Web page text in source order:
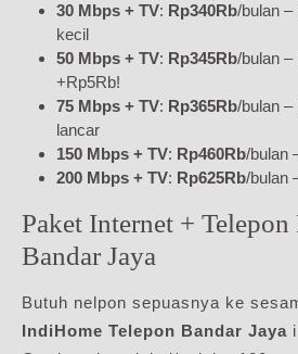
30 Mbps + TV: Rp340Rb/bulan –
kecil
50 Mbps + TV: Rp345Rb/bulan
+Rp5Rb!
75 Mbps + TV: Rp365Rb/bulan –
lancar
150 Mbps + TV: Rp460Rb/bulan
200 Mbps + TV: Rp625Rb/bulan
Paket Internet + Telepon
Bandar Jaya
Butuh nelpon sepuasnya ke
IndiHome Telepon Bandar Jaya